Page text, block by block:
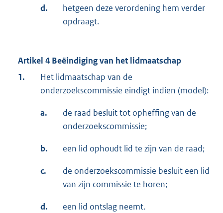
d.
hetgeen deze verordening hem verder
opdraagt.
Artikel 4 Beëindiging van het lidmaatschap
1.
Het lidmaatschap van de
onderzoekscommissie eindigt indien (model):
a.
de raad besluit tot opheffing van de
onderzoekscommissie;
b. een lid ophoudt lid te zijn van de raad;
c.
de onderzoekscommissie besluit een lid
van zijn commissie te horen;
d. een lid ontslag neemt.